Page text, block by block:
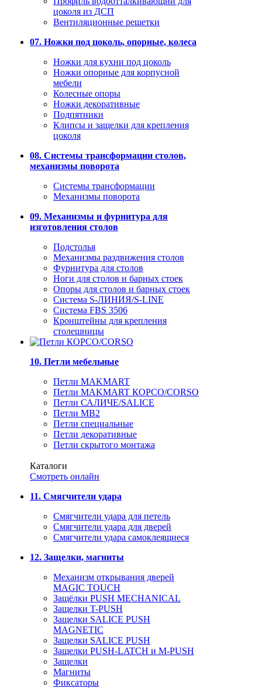
цоколя из ДСП
Вентиляционные решетки
07. Ножки под цоколь, опорные, колеса
Ножки для кухни под цоколь
Ножки опорные для корпусной
мебели
Колесные опоры
Ножки декоративные
Подпятники
Клипсы и защелки для крепления
цоколя
08. Системы трансформации столов,
механизмы поворота
Системы трансформации
Механизмы поворота
09. Механизмы и фурнитура для
изготовления столов
Подстолья
Механизмы раздвижения столов
Фурнитура для столов
Ноги для столов и барных стоек
Опоры для столов и барных стоек
Система S-ЛИНИЯ/S-LINE
Система FBS 3506
Кронштейны для крепления
столешницы
10. Петли мебельные
Петли MAKMART
Петли MAKMART КОРСО/CORSO
Петли САЛИЧЕ/SALICE
Петли MB2
Петли специальные
Петли декоративные
Петли скрытого монтажа
Каталоги
Смотреть онлайн
11. Смягчители удара
Смягчители удара для петель
Смягчители удара для дверей
Cмягчители удара самоклеящиеся
12. Защелки, магниты
Механизм открывания дверей
MAGIC TOUCH
Защёлки PUSH MECHANICAL
Защелки T-PUSH
Защелки SALICE PUSH
MAGNETIC
Защелки SALICE PUSH
Защелки PUSH-LATCH и M-PUSH
Защелки
Магниты
Фиксаторы